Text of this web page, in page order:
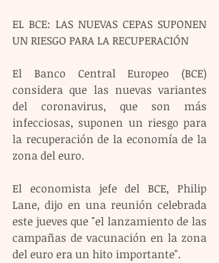
EL BCE: LAS NUEVAS CEPAS SUPONEN
UN RIESGO PARA LA RECUPERACIÓN
El Banco Central Europeo (BCE)
considera que las nuevas variantes
del coronavirus, que son más
infecciosas, suponen un riesgo para
la recuperación de la economía de la
zona del euro.
El economista jefe del BCE, Philip
Lane, dijo en una reunión celebrada
este jueves que "el lanzamiento de las
campañas de vacunación en la zona
del euro era un hito importante".